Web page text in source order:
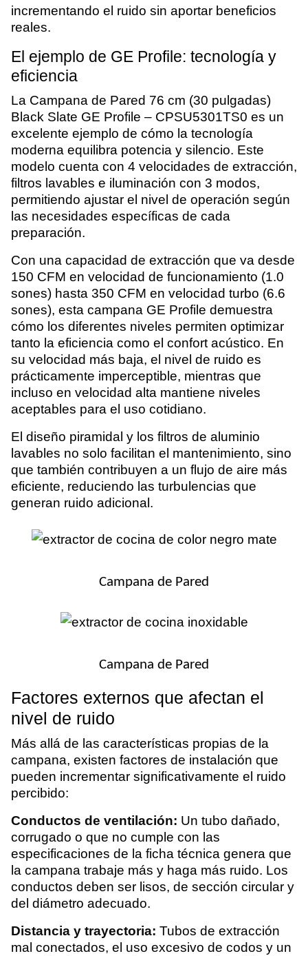
incrementando el ruido sin aportar beneficios
reales.
El ejemplo de GE Profile: tecnología y
eficiencia
La Campana de Pared 76 cm (30 pulgadas)
Black Slate GE Profile – CPSU5301TS0 es un
excelente ejemplo de cómo la tecnología
moderna equilibra potencia y silencio. Este
modelo cuenta con 4 velocidades de extracción,
filtros lavables e iluminación con 3 modos,
permitiendo ajustar el nivel de operación según
las necesidades específicas de cada
preparación.
Con una capacidad de extracción que va desde
150 CFM en velocidad de funcionamiento (1.0
sones) hasta 350 CFM en velocidad turbo (6.6
sones), esta campana GE Profile demuestra
cómo los diferentes niveles permiten optimizar
tanto la eficiencia como el confort acústico. En
su velocidad más baja, el nivel de ruido es
prácticamente imperceptible, mientras que
incluso en velocidad alta mantiene niveles
aceptables para el uso cotidiano.
El diseño piramidal y los filtros de aluminio
lavables no solo facilitan el mantenimiento, sino
que también contribuyen a un flujo de aire más
eficiente, reduciendo las turbulencias que
generan ruido adicional.
Campana de Pared
Campana de Pared
Factores externos que afectan el
nivel de ruido
Más allá de las características propias de la
campana, existen factores de instalación que
pueden incrementar significativamente el ruido
percibido:
Conductos de ventilación: Un tubo dañado,
corrugado o que no cumple con las
especificaciones de la ficha técnica genera que
la campana trabaje más y haga más ruido. Los
conductos deben ser lisos, de sección circular y
del diámetro adecuado.
Distancia y trayectoria: Tubos de extracción
mal conectados, el uso excesivo de codos y un